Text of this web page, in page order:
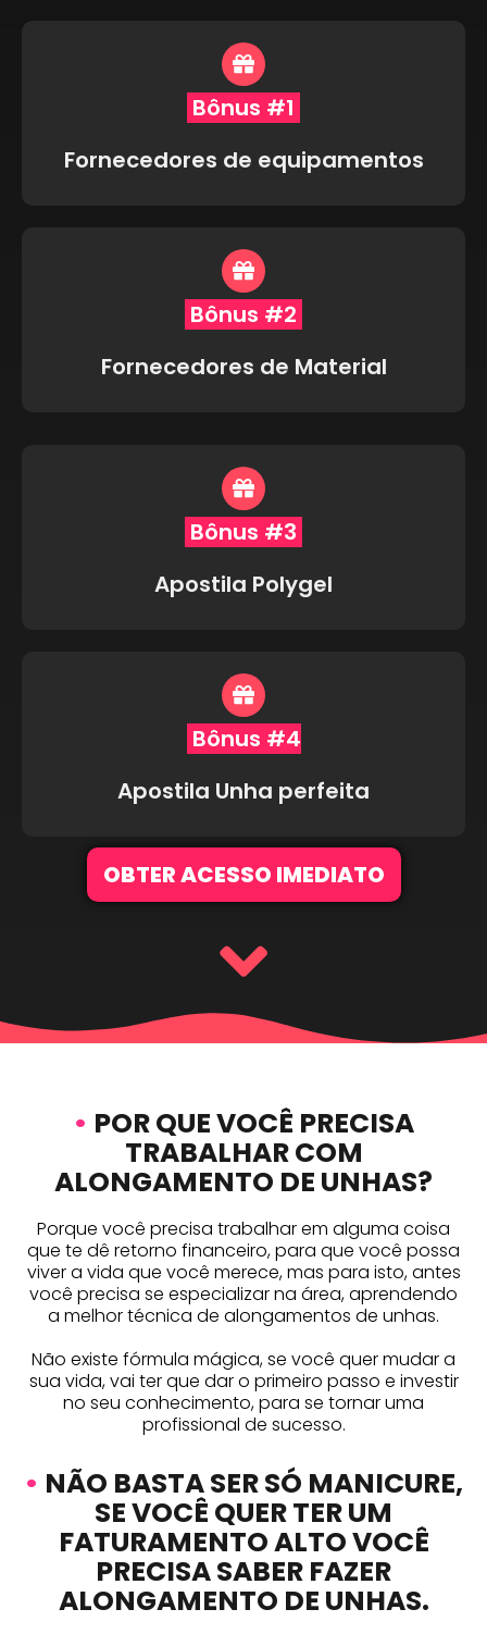
Bônus #1
Fornecedores de equipamentos
Bônus #2
Fornecedores de Material
Bônus #3
Apostila Polygel
Bônus #4
Apostila Unha perfeita
OBTER ACESSO IMEDIATO
• POR QUE VOCÊ PRECISA
TRABALHAR COM
ALONGAMENTO DE UNHAS?
Porque você precisa trabalhar em alguma coisa
que te dê retorno financeiro, para que você possa
viver a vida que você merece, mas para isto, antes
você precisa se especializar na área, aprendendo
a melhor técnica de alongamentos de unhas.
Não existe fórmula mágica, se você quer mudar a
sua vida, vai ter que dar o primeiro passo e investir
no seu conhecimento, para se tornar uma
profissional de sucesso.
• NÃO BASTA SER SÓ MANICURE,
SE VOCÊ QUER TER UM
FATURAMENTO ALTO VOCÊ
PRECISA SABER FAZER
ALONGAMENTO DE UNHAS.